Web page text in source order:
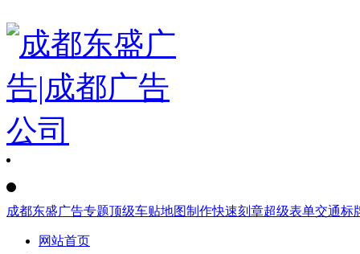
成都东盛广告专题顶级车贴地图制作快速刻章超级表单交通标
网站首页